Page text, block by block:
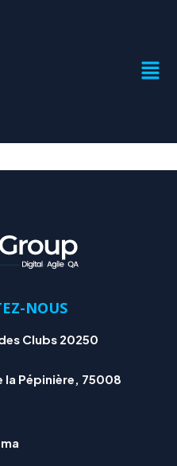
NOUS
Clubs 20250
la Pépinière, 75008